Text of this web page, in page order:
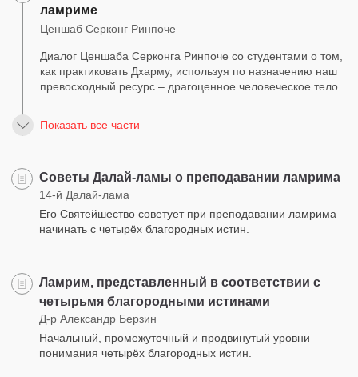
ламриме
Ценшаб Серконг Ринпоче
Диалог Ценшаба Серконга Ринпоче со студентами о том,
как практиковать Дхарму, используя по назначению наш
превосходный ресурс – драгоценное человеческое тело.
Показать все части
Советы Далай-ламы о преподавании ламрима
14-й Далай-лама
Его Святейшество советует при преподавании ламрима
начинать с четырёх благородных истин.
Ламрим, представленный в соответствии с
четырьмя благородными истинами
Д-р Александр Берзин
Начальный, промежуточный и продвинутый уровни
понимания четырёх благородных истин.